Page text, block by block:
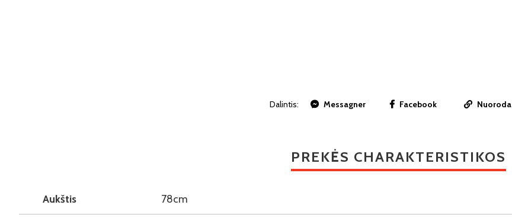
Dalintis: Messagner Facebook Nuoroda
PREKĖS CHARAKTERISTIKOS
Aukštis 78cm